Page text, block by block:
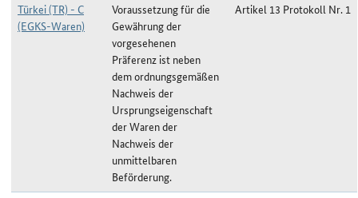
Türkei (TR) - C
(EGKS-Waren)
Voraussetzung für die
Gewährung der
vorgesehenen
Präferenz ist neben
dem ordnungsgemäßen
Nachweis der
Ursprungseigenschaft
der Waren der
Nachweis der
unmittelbaren
Beförderung.
Artikel 13 Protokoll Nr. 1